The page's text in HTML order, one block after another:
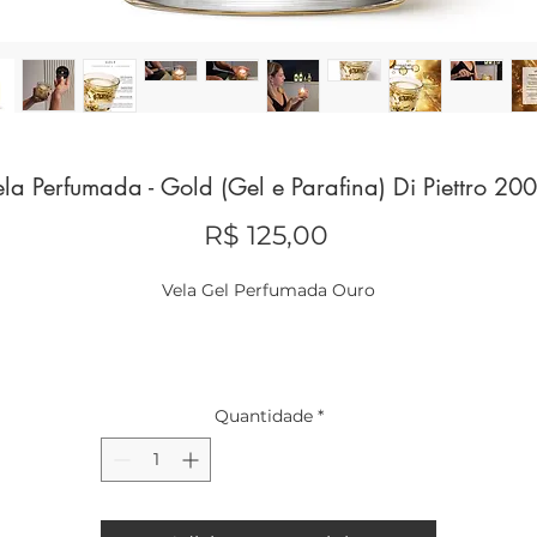
Perfumada - Gold (Gel e Parafina) Di Piettro
R$ 125,00Preço
Vela Gel Perfumada Ouro
Descrição:
o luxo e a opulência com a nossa vela gel
fonte de luz, mas um símbolo de riqueza, sucesso e poder. Ao
Quantidade *